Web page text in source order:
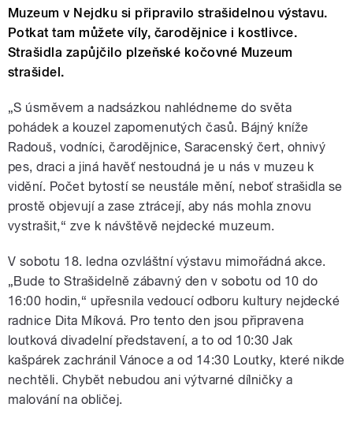
Muzeum v Nejdku si připravilo strašidelnou výstavu.
Potkat tam můžete víly, čarodějnice i kostlivce.
Strašidla zapůjčilo plzeňské kočovné Muzeum
strašidel.
„S úsměvem a nadsázkou nahlédneme do světa
pohádek a kouzel zapomenutých časů. Bájný kníže
Radouš, vodníci, čarodějnice, Saracenský čert, ohnivý
pes, draci a jiná havěť nestoudná je u nás v muzeu k
vidění. Počet bytostí se neustále mění, neboť strašidla se
prostě objevují a zase ztrácejí, aby nás mohla znovu
vystrašit,“ zve k návštěvě nejdecké muzeum.
V sobotu 18. ledna ozvláštní výstavu mimořádná akce.
„Bude to Strašidelně zábavný den v sobotu od 10 do
16:00 hodin,“ upřesnila vedoucí odboru kultury nejdecké
radnice Dita Míková. Pro tento den jsou připravena
loutková divadelní představení, a to od 10:30 Jak
kašpárek zachránil Vánoce a od 14:30 Loutky, které nikde
nechtěli. Chybět nebudou ani výtvarné dílničky a
malování na obličej.